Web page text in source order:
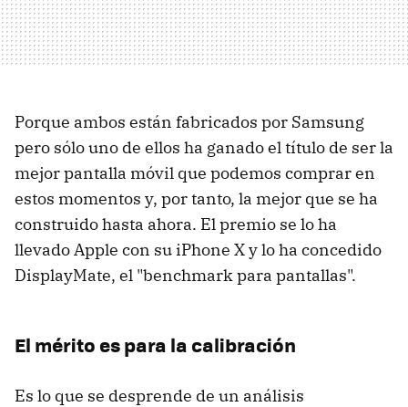
Porque ambos están fabricados por Samsung
pero sólo uno de ellos ha ganado el título de ser la
mejor pantalla móvil que podemos comprar en
estos momentos y, por tanto, la mejor que se ha
construido hasta ahora. El premio se lo ha
llevado Apple con su iPhone X y lo ha concedido
DisplayMate, el "benchmark para pantallas".
El mérito es para la calibración
Es lo que se desprende de un análisis